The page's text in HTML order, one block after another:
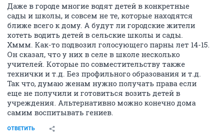
Даже в городе многие водят детей в конкретные
сады и школы, и совсем не те, которые находятся
ближе всего к дому. А будут ли городские жители
хотеть водить детей в сельские школы и сады.
Хммм. Как-то подвозил голосующего парны лет 14-15.
Он сказал, что у них в селе в школе несколько
учителей. Которые по совместительству также
технички и т.д. Без профильного образования и т.д.
Так что, думаю женам нужно получать права если
еще не получили и готовиться возить детей в
учреждения. Альтернативно можно конечно дома
самим воспитывать гениев.
ОТВЕТИТЬ